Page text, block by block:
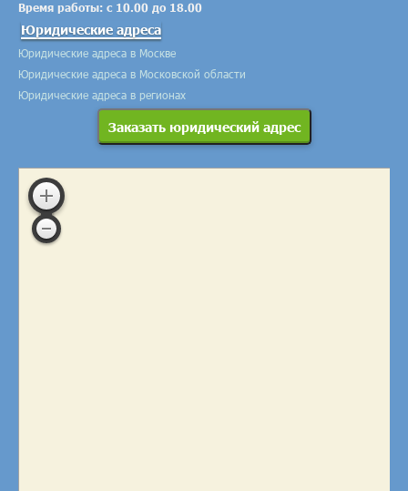
Время работы: с 10.00 до 18.00
Юридические адреса
Юридические адреса в Москве
Юридические адреса в Московской области
Юридические адреса в регионах
Заказать юридический адрес